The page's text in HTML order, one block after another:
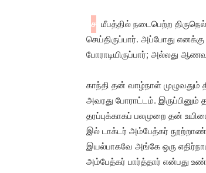
ச மீபத்தில் நடைபெற்ற
செய்திருப்பார். அப்போது
போராடியிருப்பார்; அல்லது
காந்தி தன் வாழ்நாள்
அவரது போராட்டம். இருப்பினும்
தரப்புக்காகப் பலமுறை தன்
இல் டாக்டர் அம்பேத்கர்
இயல்பாகவே அங்கே ஒரு
அம்பேத்கர் பார்த்தார் என்பது